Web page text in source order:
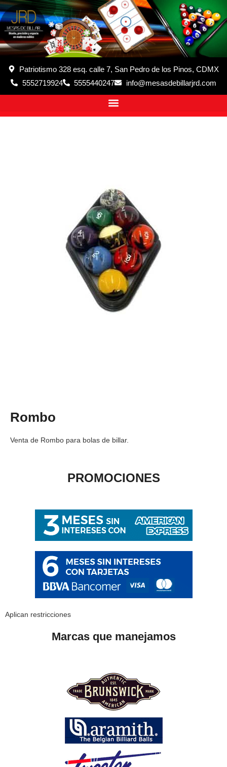
Patriotismo 328 esq. calle 7, San Pedro de los Pinos, CDMX
5552719924
5555440247 info@mesasdebillarjrd.com
Rombo
Venta de Rombo para bolas de billar.
PROMOCIONES
Aplican restricciones
Marcas que manejamos